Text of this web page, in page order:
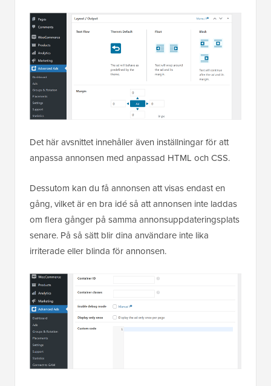
Det här avsnittet innehåller även inställningar för att
anpassa annonsen med anpassad HTML och CSS.
Dessutom kan du få annonsen att visas endast en
gång, vilket är en bra idé så att annonsen inte laddas
om flera gånger på samma annonsuppdateringsplats
senare. På så sätt blir dina användare inte lika
irriterade eller blinda för annonsen.